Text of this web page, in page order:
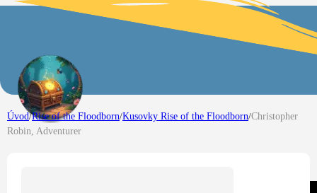
Úvod/Rise of the Floodborn/Kusovky Rise of the Floodborn/Christopher
Robin, Adventurer